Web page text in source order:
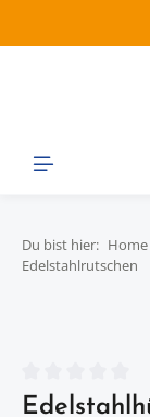
Du bist hier: Home
Edelstahlrutschen